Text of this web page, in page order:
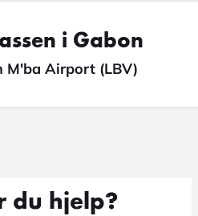
i Gabon
M'ba Airport (LBV)
du hjelp?